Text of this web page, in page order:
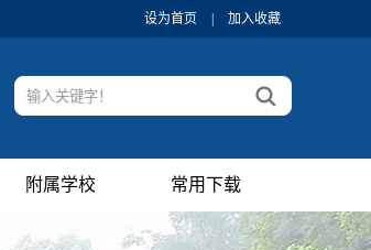
设为首页 加入收藏
附属学校 常用下载